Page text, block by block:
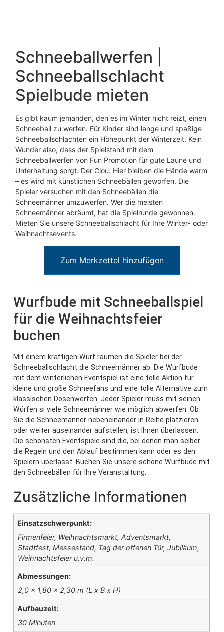
Schneeballwerfen |
Schneeballschlacht
Spielbude mieten
Es gibt kaum jemanden, den es im Winter nicht reizt, einen
Schneeball zu werfen. Für Kinder sind lange und spaßige
Schneeballschlachten ein Höhepunkt der Winterzeit. Kein
Wunder also, dass der Spielstand mit dem
Schneeballwerfen von Fun Promotion für gute Laune und
Unterhaltung sorgt. Der Clou: Hier bleiben die Hände warm
– es wird mit künstlichen Schneebällen geworfen. Die
Spieler versuchen mit den Schneebällen die
Schneemänner umzuwerfen. Wer die meisten
Schneemänner abräumt, hat die Spielrunde gewonnen.
Mieten Sie unsere Schneeballschlacht für Ihre Winter- oder
Weihnachtsevents.
Zum Merkzettel hinzufügen
Wurfbude mit Schneeballspiel
für die Weihnachtsfeier
buchen
Mit einem kräftigen Wurf räumen die Spieler bei der
Schneeballschlacht die Schneemänner ab. Die Wurfbude
mit dem winterlichen Eventspiel ist eine tolle Aktion für
kleine und große Schneefans und eine tolle Alternative zum
klassischen Dosenwerfen. Jeder Spieler muss mit seinen
Würfen si viele Schneemänner wie möglich abwerfen. Ob
Sie die Schneemänner nebeneinander in Reihe platzieren
oder weiter auseinander aufstellen, ist Ihnen überlassen.
Die schönsten Eventspiele sind die, bei denen man selber
die Regeln und den Ablauf bestimmen kann oder es den
Spielern überlässt. Buchen Sie unsere schöne Wurfbude mit
den Schneebällen für Ihre Veranstaltung.
Zusätzliche Informationen
Einsatzschwerpunkt:
Firmenfeier, Weihnachtsmarkt, Adventsmarkt,
Stadtfest, Messestand, Tag der offenen Tür, Jubiläum,
Weihnachtsfeier u.v.m.
Abmessungen:
2,0 x 1,80 x 2,30 m (L x B x H)
Aufbauzeit:
30 Minuten